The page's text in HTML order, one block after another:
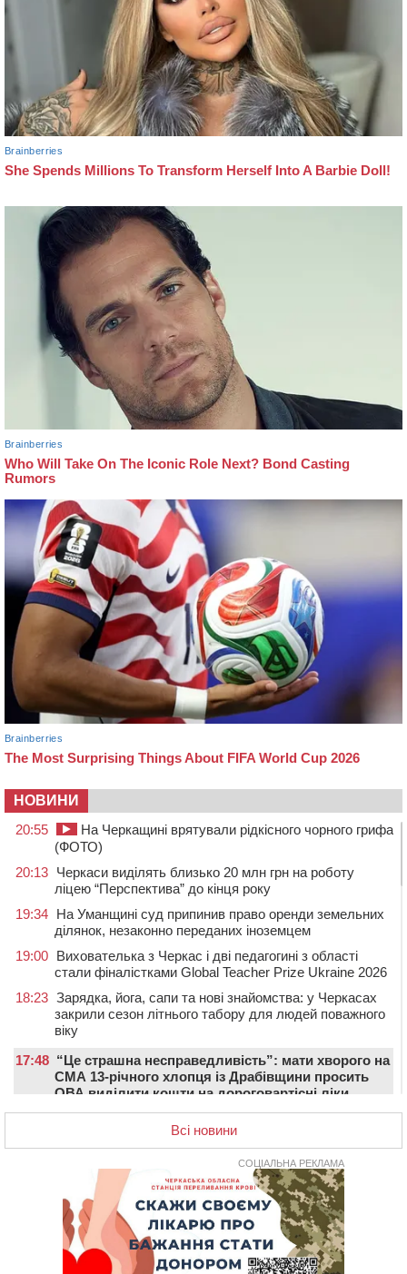
НОВИНИ
20:55
На Черкащині врятували рідкісного чорного грифа
(ФОТО)
20:13 Черкаси виділять близько 20 млн грн на роботу
ліцею “Перспектива” до кінця року
19:34 На Уманщині суд припинив право оренди земельних
ділянок, незаконно переданих іноземцем
19:00 Вихователька з Черкас і дві педагогині з області
стали фіналістками Global Teacher Prize Ukraine 2026
18:23 Зарядка, йога, сапи та нові знайомства: у Черкасах
закрили сезон літнього табору для людей поважного
віку
17:48 “Це страшна несправедливість”: мати хворого на
СМА 13-річного хлопця із Драбівщини просить
ОВА виділити кошти на дороговартісні ліки
На Уманщині судитимуть колишню очільницю відділу
освіти через закупівлю електрики за завищеною
У Черкасах провели в останню путь двох
загиблих воїнів
До 1 вересня у Черкасах оновлюють дорожню
розмітку біля навчальних закладів (ФОТОФАКТ)
Всі новини
СОЦІАЛЬНА РЕКЛАМА